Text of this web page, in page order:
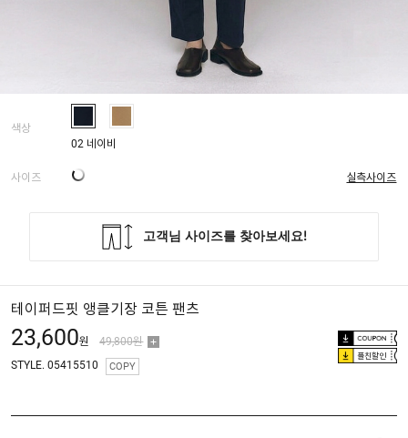
색상
02 네이비
사이즈 실측사이즈
테이퍼드핏 앵클기장 코튼 팬츠
23,600원 49,800원
플친할인
STYLE. 05415510 COPY